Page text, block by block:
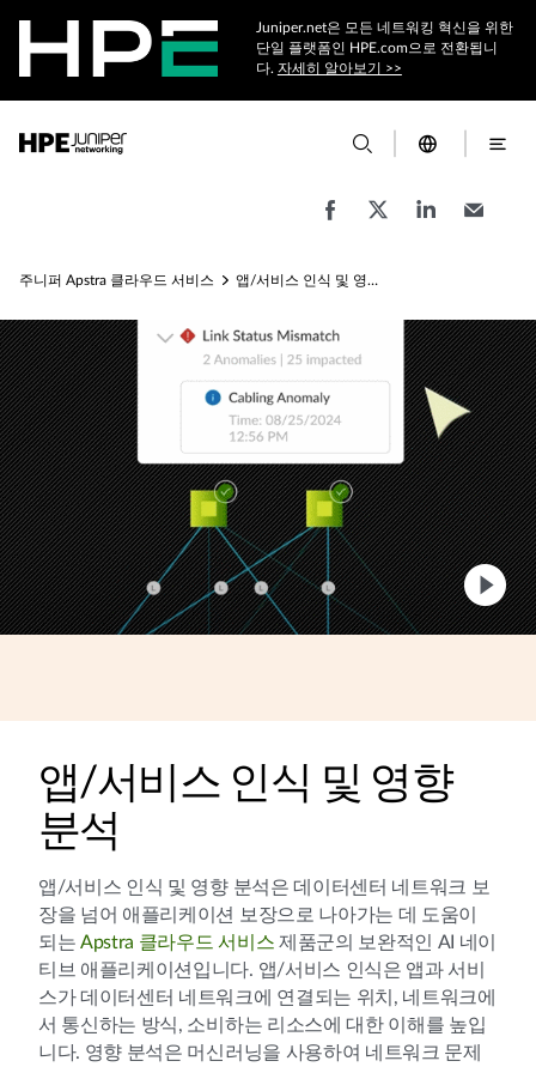
Juniper.net은 모든 네트워킹 혁신을 위한
단일 플랫폼인 HPE.com으로 전환됩니
다. 자세히 알아보기 >>
주니퍼 Apstra 클라우드 서비스 앱/서비스 인식 및 영향 분석
앱/서비스 인식 및 영향
분석
앱/서비스 인식 및 영향 분석은 데이터센터 네트워크 보
장을 넘어 애플리케이션 보장으로 나아가는 데 도움이
되는Apstra 클라우드 서비스 제품군의 보완적인 AI 네이
티브 애플리케이션입니다. 앱/서비스 인식은 앱과 서비
스가 데이터센터 네트워크에 연결되는 위치, 네트워크에
서 통신하는 방식, 소비하는 리소스에 대한 이해를 높입
니다. 영향 분석은 머신러닝을 사용하여 네트워크 문제